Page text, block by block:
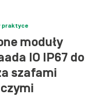
praktyce
moduły
IO IP67 do
szafami